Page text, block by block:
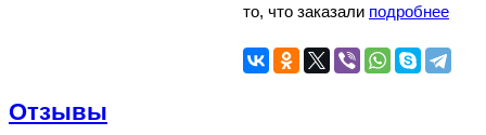
то, что заказали подробнее
Отзывы